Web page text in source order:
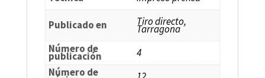
Publicado en Tiro directo,
Tarragona
Número de
publicación
4
Número de